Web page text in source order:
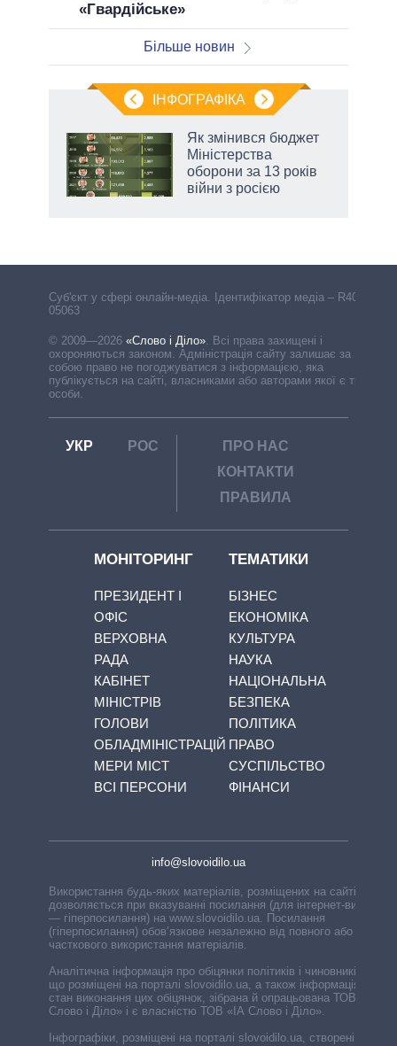
«Гвардійське»
Більше новин
ІНФОГРАФІКА
Як змінився бюджет
Міністерства
оборони за 13 років
війни з росією
Cуб'єкт у сфері онлайн-медіа. Ідентифікатор медіа – R40-
05063
© 2009—2026 «Слово і Діло». Всі права захищені і
охороняються законом. Адміністрація сайту залишає за
собою право не погоджуватися з інформацією, яка
публікується на сайті, власниками або авторами якої є треті
особи.
УКР РОС
ПРО НАС
КОНТАКТИ
ПРАВИЛА
МОНІТОРИНГ
ПРЕЗИДЕНТ І
ОФІС
ВЕРХОВНА
РАДА
КАБІНЕТ
МІНІСТРІВ
ГОЛОВИ
ОБЛАДМІНІСТРАЦІЙ
МЕРИ МІСТ
ВСІ ПЕРСОНИ
ТЕМАТИКИ
БІЗНЕС
ЕКОНОМІКА
КУЛЬТУРА
НАУКА
НАЦІОНАЛЬНА
БЕЗПЕКА
ПОЛІТИКА
ПРАВО
СУСПІЛЬСТВО
ФІНАНСИ
info@slovoidilo.ua
Використання будь-яких матеріалів, розміщених на сайті,
дозволяється при вказуванні посилання (для інтернет-видань
— гіперпосилання) на www.slovoidilo.ua. Посилання
(гіперпосилання) обов’язкове незалежно від повного або
часткового використання матеріалів.
Аналітична інформація про обіцянки політиків і чиновників,
що розміщені на порталі slovoidilo.ua, а також інформація про
стан виконання цих обіцянок, зібрана й опрацьована ТОВ «ІА
Слово і Діло» і є власністю ТОВ «ІА Слово і Діло».
Інфографіки, розміщені на порталі slovoidilo.ua, створені ГО